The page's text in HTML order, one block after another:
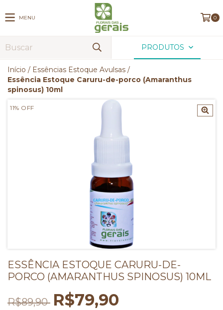
MENU 0
PRODUTOS
Início / Essências Estoque Avulsas /
Essência Estoque Caruru-de-porco (Amaranthus
spinosus) 10ml
11% OFF
ESSÊNCIA ESTOQUE CARURU-DE-
PORCO (AMARANTHUS SPINOSUS) 10ML
R$89,90 R$79,90